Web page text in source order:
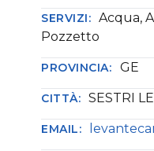
SERVIZI: Acqua,
Pozzetto
PROVINCIA: GE
CITTÀ: SESTRI
EMAIL: